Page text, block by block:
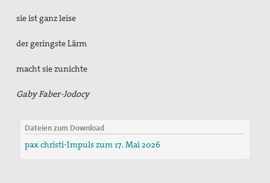
sie ist ganz leise
der geringste Lärm
macht sie zunichte
Gaby Faber-Jodocy
Dateien zum Download
pax christi-Impuls zum 17. Mai 2026